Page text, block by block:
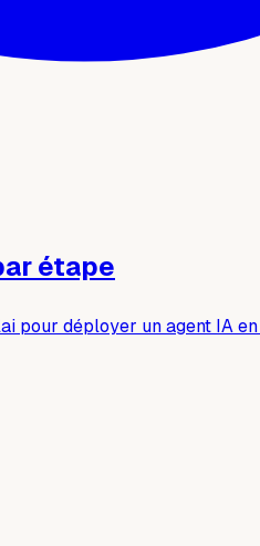
étape
pour déployer un agent IA